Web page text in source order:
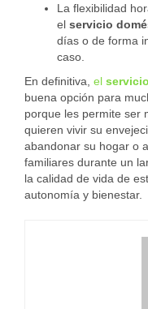
La flexibilidad
el servicio
días o de forma
caso.
En definitiva, el
buena opción para
porque les permite ser
quieren vivir su
abandonar su hogar o
familiares durante un
la calidad de vida de
autonomía y bienestar.